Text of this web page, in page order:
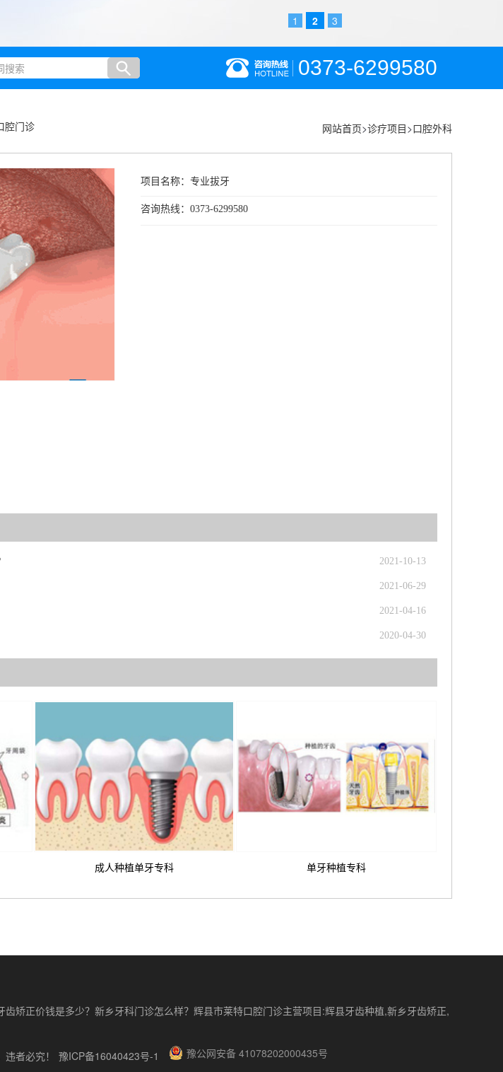
1 2 3
0373-6299580
腔门诊 网站首页>诊疗项目>口腔外科
项目名称： 专业拔牙
咨询热线：0373-6299580
2021-10-13
2021-06-29
2021-04-16
2020-04-30
成人种植单牙专科 单牙种植专科
齿矫正价钱是多少？新乡牙科门诊怎么样？辉县市莱特口腔门诊主营项目:辉县牙齿种植,新乡牙齿矫正,
者必究！
豫ICP备16040423号-1 豫公网安备 41078202000435号